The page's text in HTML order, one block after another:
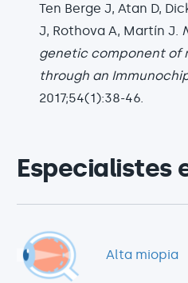
Ten Berge J, Atan D,
J, Rothova A, Martín J.
genetic component of
through an
2017;54(1):38-46.
Especialistes
Alta miopia